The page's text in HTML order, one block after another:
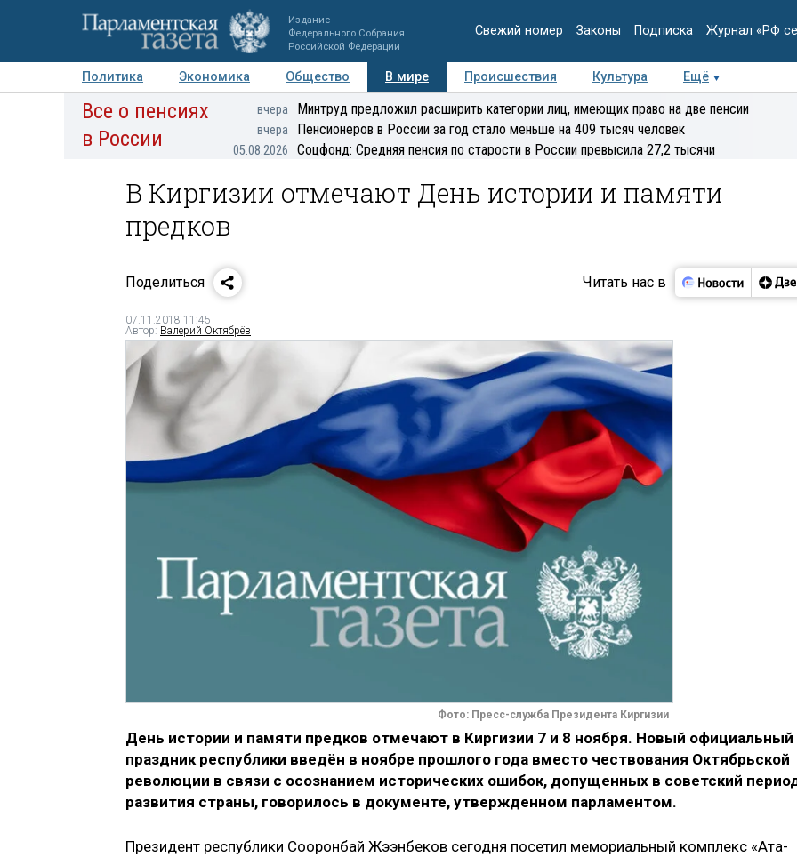
Издание
Федерального Собрания
Российской Федерации
Свежий номер Законы Подписка Журнал «РФ
Политика Экономика Общество В мире Происшествия Культура
Ещё
Авторы Персоны Мнения Регионы Медиацентр Интервью Колумнисты
Все о пенсиях
в России
вчера Минтруд предложил расширить категории лиц, имеющих право на две пенсии
вчера Пенсионеров в России за год стало меньше на 409 тысяч человек
05.08.2026 Соцфонд: Средняя пенсия по старости в России превысила 27,2 тысячи
В Киргизии отмечают День истории и памяти
предков
Поделиться Читать нас в
07.11.2018 11:45
Автор: Валерий Октябрёв
Фото: Пресс-служба Президента Киргизии
День истории и памяти предков отмечают в Киргизии 7 и 8 ноября. Новый официальный
праздник республики введён в ноябре прошлого года вместо чествования Октябрьской
революции в связи с осознанием исторических ошибок, допущенных в советский
развития страны, говорилось в документе, утвержденном парламентом.
Президент республики Сооронбай Жээнбеков сегодня посетил мемориальный комплекс «Ата-